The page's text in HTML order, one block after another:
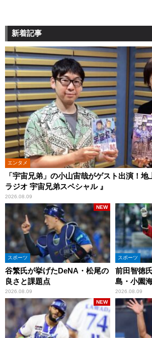
新着記事
エンタメ
「宇宙兄弟」の小山宙哉がゲスト出演！
ラジオ 宇宙兄弟スペシャル 』
2026.08.09
スポーツ
谷繁氏が挙げたDeNA・松尾の
良さと課題点
2026.08.09
NEW
スポーツ
前田智徳
島・小園
2026.08.09
NEW